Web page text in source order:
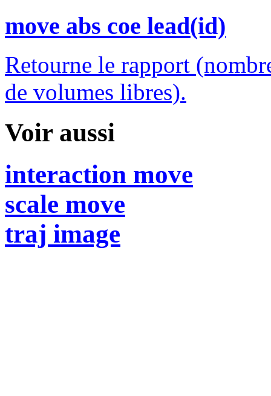
move abs coe lead(id)
Retourne le rapport
de volumes libres).
Voir aussi
interaction move
scale move
traj image